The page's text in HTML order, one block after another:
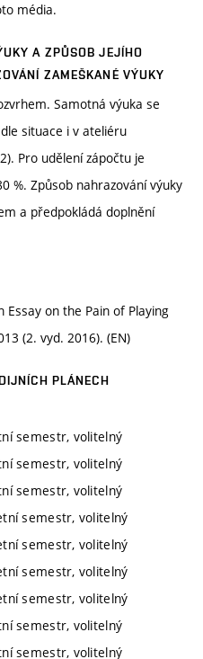
média.
A ZPŮSOB JEJÍHO
ZAMEŠKANÉ VÝUKY
Samotná výuka se
situace i v ateliéru
Pro udělení zápočtu je
%. Způsob nahrazování výuky
a předpokládá doplnění
Essay on the Pain of Playing
(2. vyd. 2016). (EN)
PLÁNECH
semestr, volitelný
semestr, volitelný
semestr, volitelný
semestr, volitelný
semestr, volitelný
semestr, volitelný
semestr, volitelný
semestr, volitelný
semestr, volitelný